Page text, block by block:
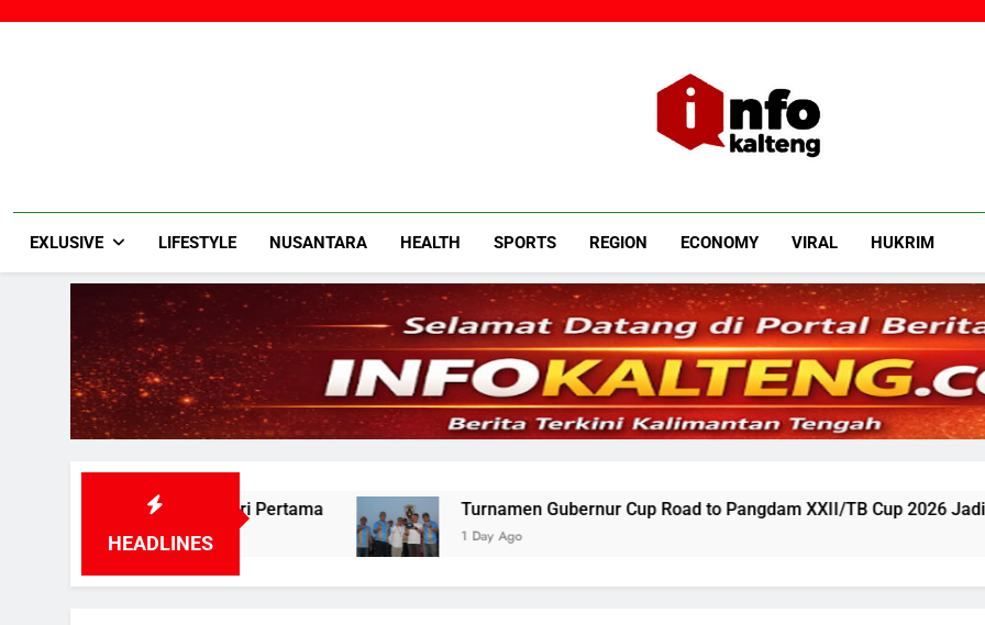
Infokalteng
EXLUSIVE LIFESTYLE NUSANTARA HEALTH SPORTS REGION ECONOMY VIRAL HUKRIM
HEADLINES
100 Hari Pertama Turnamen Gubernur Cup Road to Pangdam XXII/TB Cup 2026 Jadi Wadah
1 Day Ago